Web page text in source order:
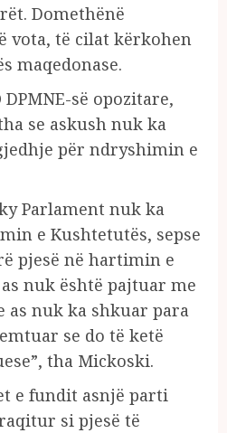
Domethënë
vota, të cilat kërkohen
maqedonase.
së opozitare,
se askush nuk ka
për ndryshimin e
Parlament nuk ka
e Kushtetutës, sepse
pjesë në hartimin e
nuk është pajtuar me
as nuk ka shkuar para
se do të ketë
tha Mickoski.
e fundit asnjë parti
si pjesë të